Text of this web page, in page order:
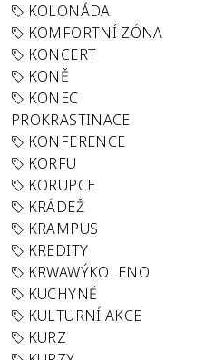
KOLONÁDA
KOMFORTNÍ ZÓNA
KONCERT
KONĚ
KONEC
PROKRASTINACE
KONFERENCE
KORFU
KORUPCE
KRÁDEŽ
KRAMPUS
KREDITY
KRWAWÝKOLENO
KUCHYNĚ
KULTURNÍ AKCE
KURZ